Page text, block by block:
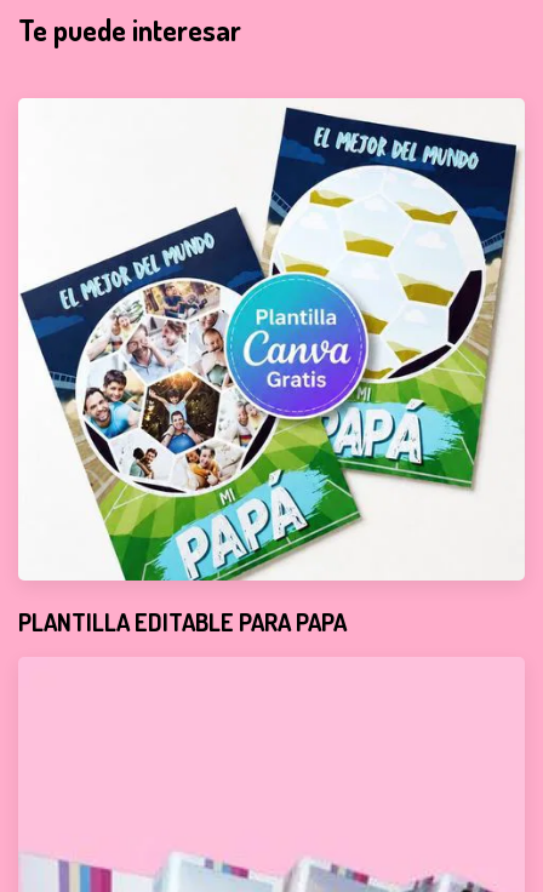
Te puede interesar
PLANTILLA EDITABLE PARA PAPA